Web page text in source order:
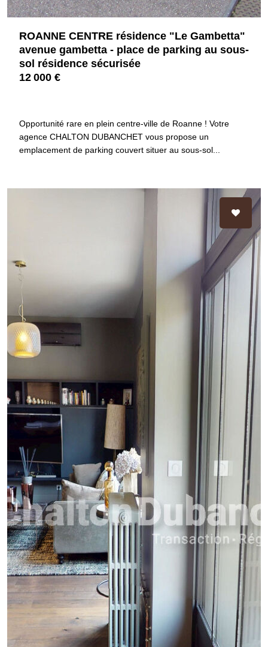
ROANNE CENTRE résidence "Le Gambetta"
avenue gambetta - place de parking au sous-
sol résidence sécurisée
12 000 €
Opportunité rare en plein centre-ville de Roanne ! Votre
agence CHALTON DUBANCHET vous propose un
emplacement de parking couvert situer au sous-sol...